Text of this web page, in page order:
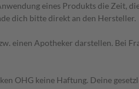
eines Produkts die Zeit,
dich bitte direkt an den Hersteller.
einen Apotheker darstellen. Bei
OHG keine Haftung. Deine